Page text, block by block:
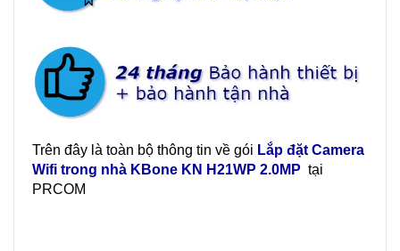
Trên đây là toàn bộ thông tin về gói Lắp đặt Camera
Wifi trong nhà KBone KN H21WP 2.0MP tại
PRCOM